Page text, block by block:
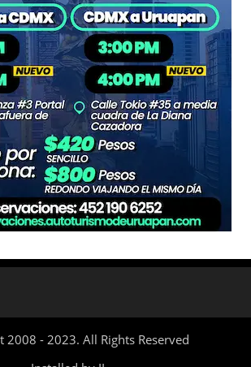
2008 - 2023. All Rights Reserved